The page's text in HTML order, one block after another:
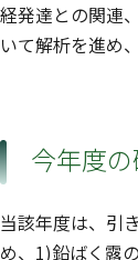
経発達との関連
いて解析を進め
今年度
当該年度は、引
め、1)鉛ばく露